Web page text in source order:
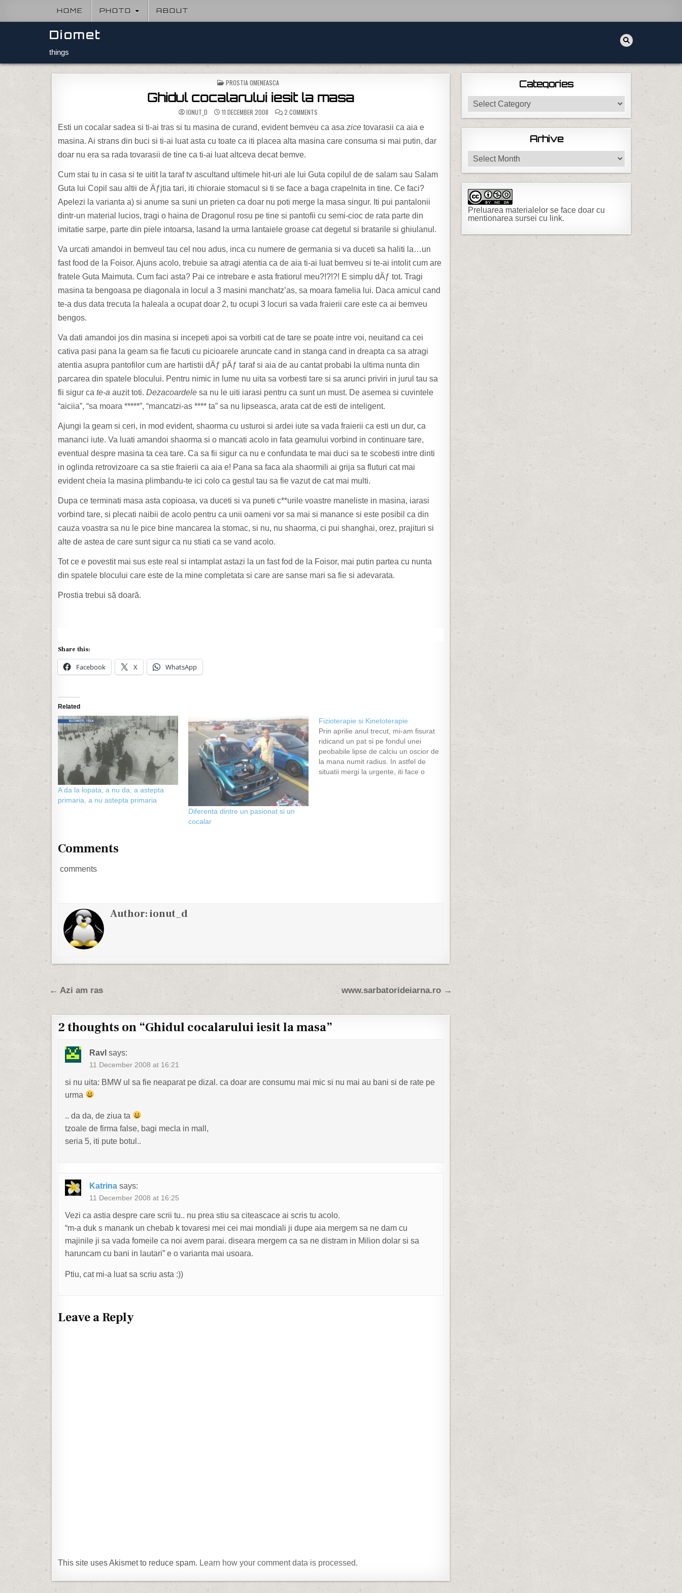
HOME PHOTO ABOUT
Diomet
things
POSTED IN
PROSTIA OMENEASCA
Ghidul cocalarului iesit la masa
IONUT_D 11 DECEMBER 2008 2 COMMENTSON GHIDUL COCALARULUI IESIT LA MASA
Esti un cocalar sadea si ti-ai tras si tu masina de curand, evident bemveu ca asa zice tovarasii ca aia e
masina. Ai strans din buci si ti-ai luat asta cu toate ca iti placea alta masina care consuma si mai putin, dar
doar nu era sa rada tovarasii de tine ca ti-ai luat altceva decat bemve.
Cum stai tu in casa si te uitit la taraf tv ascultand ultimele hit-uri ale lui Guta copilul de de salam sau Salam
Guta lui Copil sau altii de Äƒjtia tari, iti chioraie stomacul si ti se face a baga crapelnita in tine. Ce faci?
Apelezi la varianta a) si anume sa suni un prieten ca doar nu poti merge la masa singur. Iti pui pantalonii
dintr-un material lucios, tragi o haina de Dragonul rosu pe tine si pantofii cu semi-cioc de rata parte din
imitatie sarpe, parte din piele intoarsa, lasand la urma lantaiele groase cat degetul si bratarile si ghiulanul.
Va urcati amandoi in bemveul tau cel nou adus, inca cu numere de germania si va duceti sa haliti la…un
fast food de la Foisor. Ajuns acolo, trebuie sa atragi atentia ca de aia ti-ai luat bemveu si te-ai intolit cum are
fratele Guta Maimuta. Cum faci asta? Pai ce intrebare e asta fratiorul meu?!?!?! E simplu dÄƒ tot. Tragi
masina ta bengoasa pe diagonala in locul a 3 masini manchatz’as, sa moara famelia lui. Daca amicul cand
te-a dus data trecuta la haleala a ocupat doar 2, tu ocupi 3 locuri sa vada fraierii care este ca ai bemveu
bengos.
Va dati amandoi jos din masina si incepeti apoi sa vorbiti cat de tare se poate intre voi, neuitand ca cei
cativa pasi pana la geam sa fie facuti cu picioarele aruncate cand in stanga cand in dreapta ca sa atragi
atentia asupra pantofilor cum are hartistii dÄƒ pÄƒ taraf si aia de au cantat probabi la ultima nunta din
parcarea din spatele blocului. Pentru nimic in lume nu uita sa vorbesti tare si sa arunci priviri in jurul tau sa
fii sigur ca te-a auzit toti. Dezacoardele sa nu le uiti iarasi pentru ca sunt un must. De asemea si cuvintele
“aiciia”, “sa moara *****”, “mancatzi-as **** ta” sa nu lipseasca, arata cat de esti de inteligent.
Ajungi la geam si ceri, in mod evident, shaorma cu usturoi si ardei iute sa vada fraierii ca esti un dur, ca
mananci iute. Va luati amandoi shaorma si o mancati acolo in fata geamului vorbind in continuare tare,
eventual despre masina ta cea tare. Ca sa fii sigur ca nu e confundata te mai duci sa te scobesti intre dinti
in oglinda retrovizoare ca sa stie fraierii ca aia e! Pana sa faca ala shaormili ai grija sa fluturi cat mai
evident cheia la masina plimbandu-te ici colo ca gestul tau sa fie vazut de cat mai multi.
Dupa ce terminati masa asta copioasa, va duceti si va puneti c**urile voastre maneliste in masina, iarasi
vorbind tare, si plecati naibii de acolo pentru ca unii oameni vor sa mai si manance si este posibil ca din
cauza voastra sa nu le pice bine mancarea la stomac, si nu, nu shaorma, ci pui shanghai, orez, prajituri si
alte de astea de care sunt sigur ca nu stiati ca se vand acolo.
Tot ce e povestit mai sus este real si intamplat astazi la un fast fod de la Foisor, mai putin partea cu nunta
din spatele blocului care este de la mine completata si care are sanse mari sa fie si adevarata.
Prostia trebui să doară.
Share this:
Facebook X WhatsApp
Related
A da la lopata, a nu da, a astepta
primaria, a nu astepta primaria
Diferenta dintre un pasionat si un
cocalar
Fizioterapie si Kinetoterapie
Prin aprilie anul trecut, mi-am fisurat
ridicand un pat si pe fondul unei
peobabile lipse de calciu un oscior de
la mana numit radius. In astfel de
situatii mergi la urgente, iti face o
Comments
comments
Author:ionut_d
Post navigation www.sarbatorideiarna.ro →
← Azi am ras
2 thoughts on “Ghidul cocalarului iesit la masa”
Ravl says:
11 December 2008 at 16:21
si nu uita: BMW ul sa fie neaparat pe dizal. ca doar are consumu mai mic si nu mai au bani si de rate pe
urma
.. da da, de ziua ta
tzoale de firma false, bagi mecla in mall,
seria 5, iti pute botul..
Katrina says:
11 December 2008 at 16:25
Vezi ca astia despre care scrii tu.. nu prea stiu sa citeascace ai scris tu acolo.
“m-a duk s manank un chebab k tovaresi mei cei mai mondiali ji dupe aia mergem sa ne dam cu
majinile ji sa vada fomeile ca noi avem parai. diseara mergem ca sa ne distram in Milion dolar si sa
haruncam cu bani in lautari” e o varianta mai usoara.
Ptiu, cat mi-a luat sa scriu asta :))
Leave a Reply
This site uses Akismet to reduce spam. Learn how your comment data is processed.
Categories
Categories
Arhive
Arhive
Preluarea materialelor se face doar cu
mentionarea sursei cu link.